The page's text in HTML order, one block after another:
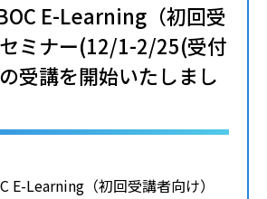
E-Learning（初回受
ミナー(12/1-2/25(受付
受講を開始いたしまし
E-Learning（初回受講者向け）